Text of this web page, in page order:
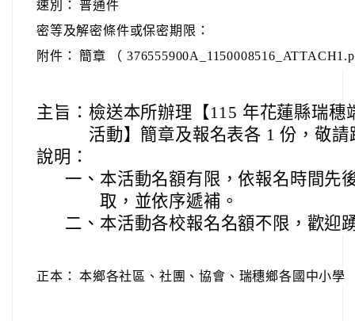
速別： 普通件
密等及解密條件或保密期限：
附件： 簡章 （
主旨： 檢送本所辦理【115 年花蓮縣瑞穗
活動】簡章及報名表各 1 份，敬
說明：
一、 本活動名額有限，依報名時間先
取，並依序遞補。
二、 本活動各校報名名額不限，歡迎
正本： 本鄉各社區、社團、協會、瑞穗鄉各國中小學